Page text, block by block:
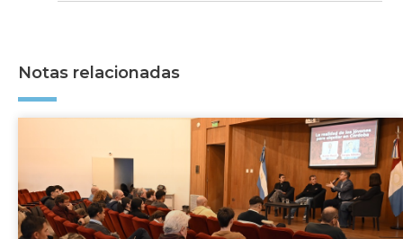
Notas relacionadas